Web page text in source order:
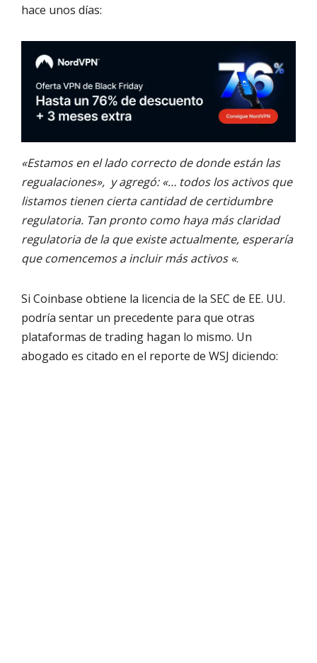
hace unos días:
«Estamos en el lado correcto de donde están las
regualaciones», y agregó: «… todos los activos que
listamos tienen cierta cantidad de certidumbre
regulatoria. Tan pronto como haya más claridad
regulatoria de la que existe actualmente, esperaría
que comencemos a incluir más activos «.
Si Coinbase obtiene la licencia de la SEC de EE. UU.
podría sentar un precedente para que otras
plataformas de trading hagan lo mismo. Un
abogado es citado en el reporte de WSJ diciendo: